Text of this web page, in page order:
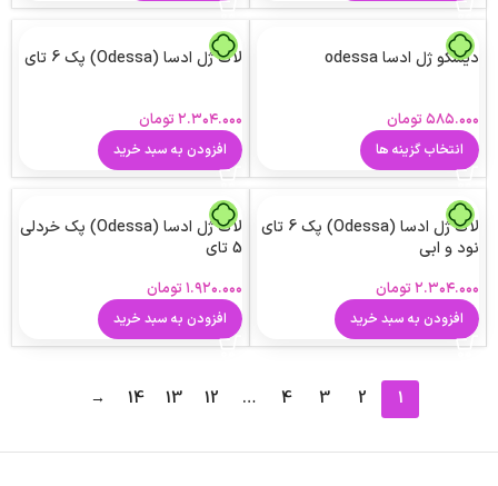
دیسکو ژل ادسا odessa
۵۸۵.۰۰۰ تومان
انتخاب گزینه ها
لاک ژل ادسا (Odessa) پک 6 تای
۲.۳۰۴.۰۰۰ تومان
افزودن به سبد خرید
لاک ژل ادسا (Odessa) پک 6 تای
نود و ابی
۲.۳۰۴.۰۰۰ تومان
افزودن به سبد خرید
لاک ژل ادسا (Odessa) پک خردلی
5 تای
۱.۹۲۰.۰۰۰ تومان
افزودن به سبد خرید
1
2
3
4
…
12
13
14
→